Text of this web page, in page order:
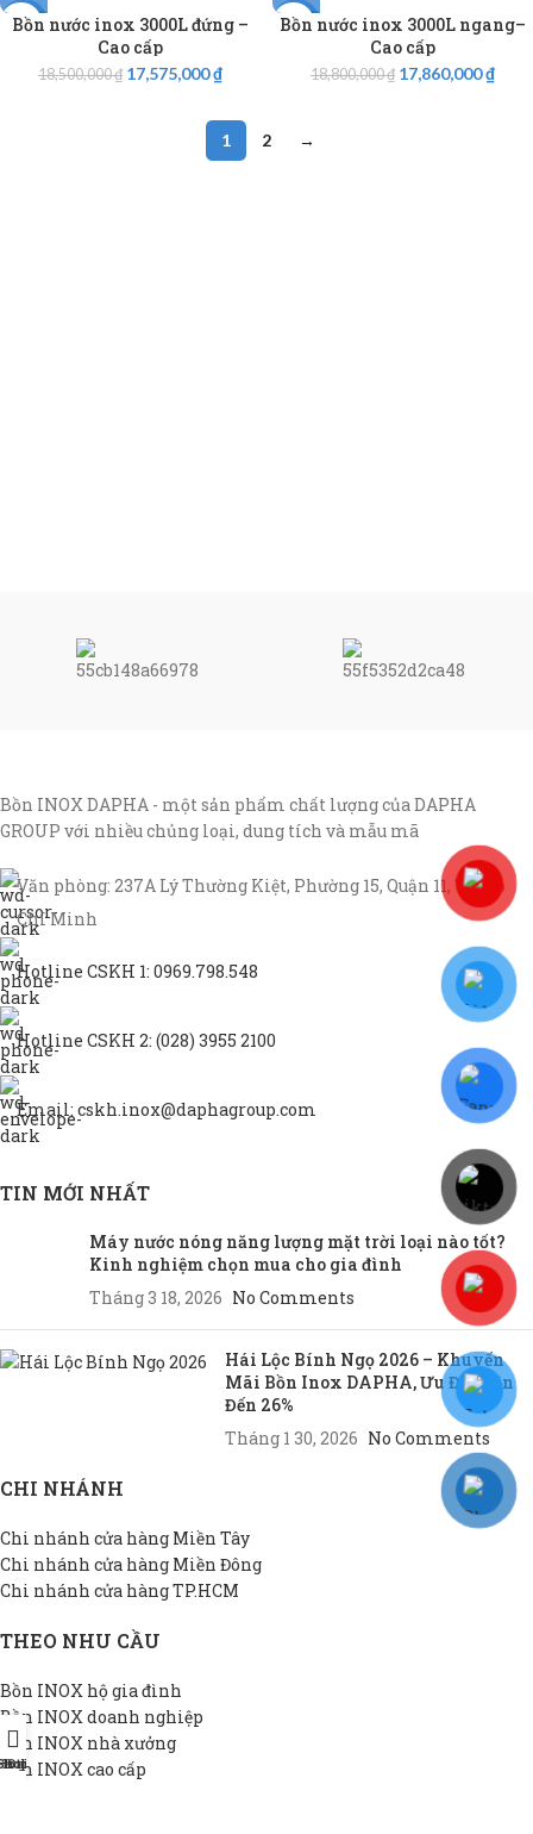
-5%
Bồn nước inox 3000L đứng –
Cao cấp
18,500,000₫ 17,575,000₫
-5%
Bồn nước inox 3000L ngang–
Cao cấp
18,800,000₫ 17,860,000₫
1 2 →
Bồn INOX DAPHA - một sản phẩm chất lượng của DAPHA
GROUP với nhiều chủng loại, dung tích và mẫu mã
Văn phòng: 237A Lý Thường Kiệt, Phường 15, Quận 11, TP Hồ
Chí Minh
Hotline CSKH 1: 0969.798.548
Hotline CSKH 2: (028) 3955 2100
Email: cskh.inox@daphagroup.com
TIN MỚI NHẤT
Máy nước nóng năng lượng mặt trời loại nào tốt?
Kinh nghiệm chọn mua cho gia đình
Tháng 3 18, 2026 No Comments
Hái Lộc Bính Ngọ 2026 – Khuyến
Mãi Bồn Inox DAPHA, Ưu Đãi Lên
Đến 26%
Tháng 1 30, 2026 No Comments
CHI NHÁNH
Chi nhánh cửa hàng Miền Tây
Chi nhánh cửa hàng Miền Đông
Chi nhánh cửa hàng TP.HCM
THEO NHU CẦU
Bồn INOX hộ gia đình
Bồn INOX doanh nghiệp
Bồn INOX nhà xưởng
Bồn INOX cao cấp
Đại lý